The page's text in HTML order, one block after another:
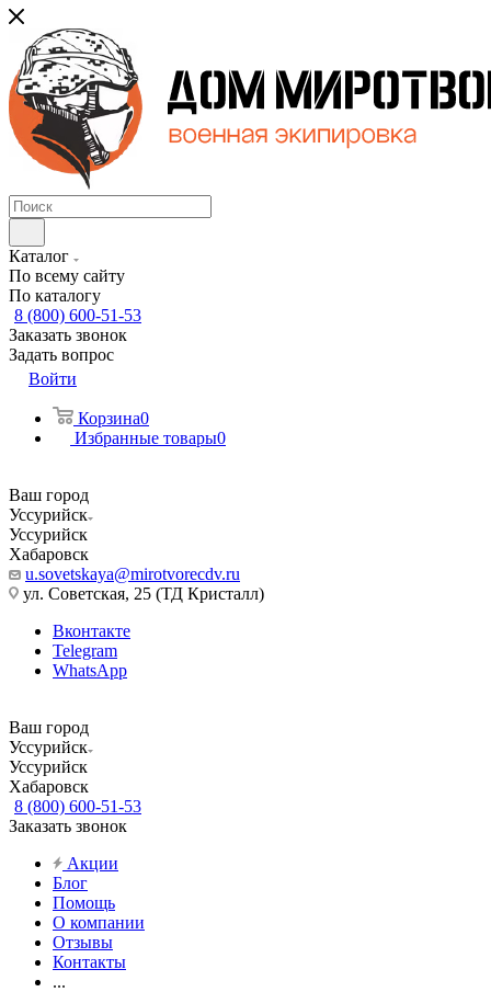
Каталог
По всему сайту
По каталогу
8 (800) 600-51-53
Заказать звонок
Задать вопрос
Войти
Корзина0
Избранные товары0
Ваш город
Уссурийск
Уссурийск
Хабаровск
u.sovetskaya@mirotvorecdv.ru
ул. Советская, 25 (ТД Кристалл)
Вконтакте
Telegram
WhatsApp
Ваш город
Уссурийск
Уссурийск
Хабаровск
8 (800) 600-51-53
Заказать звонок
Акции
Блог
Помощь
О компании
Отзывы
Контакты
...